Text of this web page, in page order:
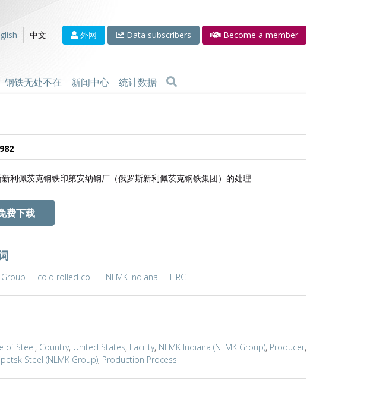
中文 外网 Data subscribers Become a member
钢铁无处不在 新闻中心 统计数据
利佩茨克钢铁印第安纳钢厂（俄罗斯新利佩茨克钢铁集团）的处理
费下载
Group cold rolled coil NLMK Indiana HRC
of Steel, Country, United States, Facility, NLMK Indiana (NLMK Group), Producer,
Steel (NLMK Group), Production Process